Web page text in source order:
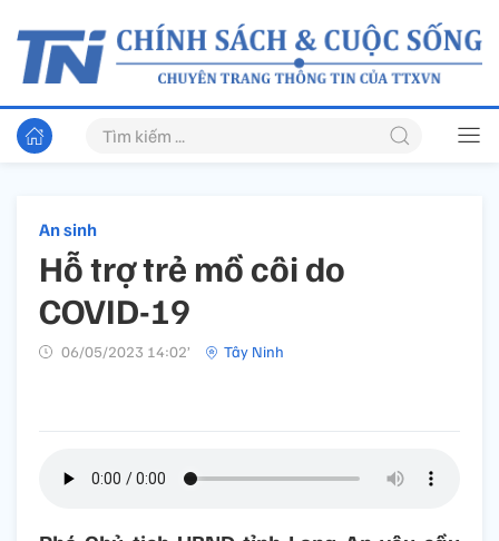
An sinh
Hỗ trợ trẻ mồ côi do
COVID-19
06/05/2023 14:02’ Tây Ninh